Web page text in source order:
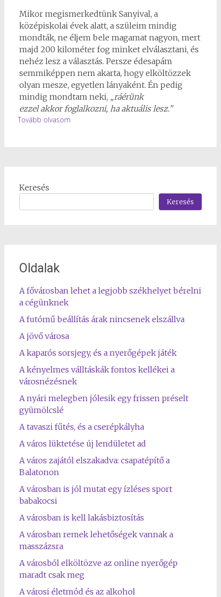
Mikor megismerkedtünk Sanyival, a
középiskolai évek alatt, a szüleim mindig
mondták, ne éljem bele magamat nagyon, mert
majd 200 kilométer fog minket elválasztani, és
nehéz lesz a választás. Persze édesapám
semmiképpen nem akarta, hogy elköltözzek
olyan mesze, egyetlen lányaként. Én pedig
mindig mondtam neki, „ráérünk
ezzel akkor foglalkozni, ha aktuális lesz.”
Tovább olvasom
Keresés
Keresés
Oldalak
A fővárosban lehet a legjobb székhelyet bérelni
a cégünknek
A futómű beállítás árak nincsenek elszállva
A jövő városa
A kaparós sorsjegy, és a nyerőgépek játék
A kényelmes válltáskák fontos kellékei a
városnézésnek
A nyári melegben jólesik egy frissen préselt
gyümölcslé
A tavaszi fűtés, és a cserépkályha
A város lüktetése új lendületet ad
A város zajától elszakadva: csapatépítő a
Balatonon
A városban is jól mutat egy ízléses sport
babakocsi
A városban is kell lakásbiztosítás
A városban remek lehetőségek vannak a
masszázsra
A városból elköltözve az online nyerőgép
maradt csak meg
A városi életmód és az alkohol